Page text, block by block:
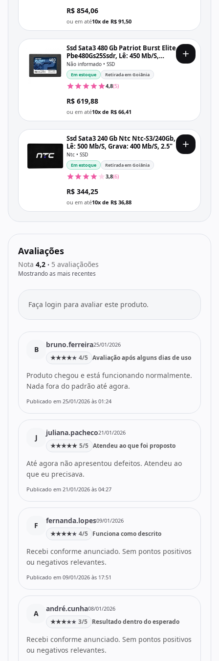
R$ 854,06
ou em até10x de R$ 91,50
Ssd Sata3 480 Gb Patriot Burst Elite
Pbe480Gs25Ssdr, Lê: 450 Mb/S,
Grava: 320 Mb/S
Não informado • SSD
Em estoque Retirada em Goiânia
4,8(5)
R$ 619,88
ou em até10x de R$ 66,41
Ssd Sata3 240 Gb Ntc Ntc-S3/240Gb,
Lê: 500 Mb/S, Grava: 400 Mb/S, 2.5"
Ntc • SSD
Em estoque Retirada em Goiânia
3,8(6)
R$ 344,25
ou em até10x de R$ 36,88
Avaliações
Nota 4,2 • 5 avaliaçãoões
Mostrando as mais recentes
Faça login para avaliar este produto.
B
bruno.ferreira25/01/2026
★★★★★ 4/5 Avaliação após alguns dias de uso
Produto chegou e está funcionando normalmente.
Nada fora do padrão até agora.
Publicado em 25/01/2026 às 01:24
J
juliana.pacheco21/01/2026
★★★★★ 5/5 Atendeu ao que foi proposto
Até agora não apresentou defeitos. Atendeu ao
que eu precisava.
Publicado em 21/01/2026 às 04:27
F
fernanda.lopes09/01/2026
★★★★★ 4/5 Funciona como descrito
Recebi conforme anunciado. Sem pontos positivos
ou negativos relevantes.
Publicado em 09/01/2026 às 17:51
A
andré.cunha08/01/2026
★★★★★ 3/5 Resultado dentro do esperado
Recebi conforme anunciado. Sem pontos positivos
ou negativos relevantes.